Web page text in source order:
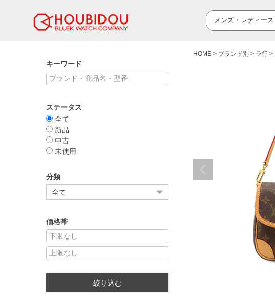
キーワード
ステータス
全て
新品
中古
未使用
分類
価格帯
絞り込む
HOME ブランド別 ラ行